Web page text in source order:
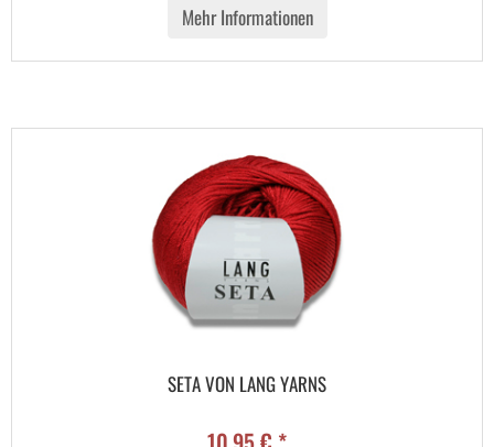
Mehr Informationen
SETA VON LANG YARNS